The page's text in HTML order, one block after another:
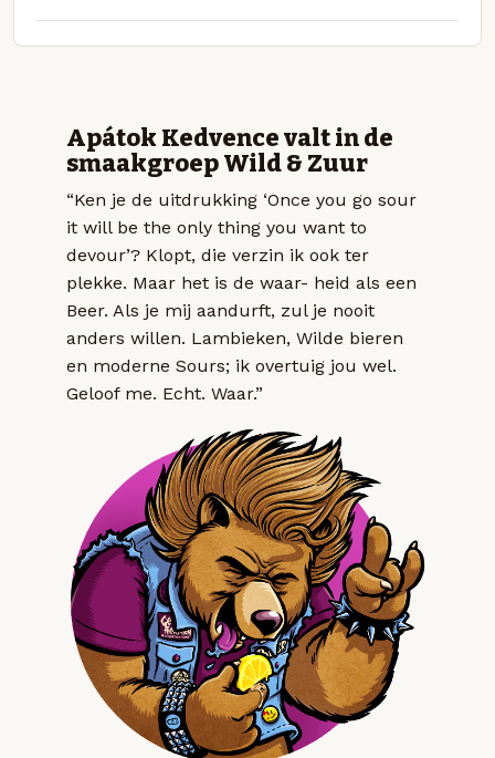
Apátok Kedvence valt in de
smaakgroep Wild & Zuur
“Ken je de uitdrukking ‘Once you go sour
it will be the only thing you want to
devour’? Klopt, die verzin ik ook ter
plekke. Maar het is de waar- heid als een
Beer. Als je mij aandurft, zul je nooit
anders willen. Lambieken, Wilde bieren
en moderne Sours; ik overtuig jou wel.
Geloof me. Echt. Waar.”